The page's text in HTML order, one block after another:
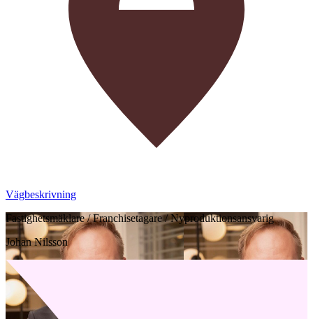
Vägbeskrivning
Fastighetsmäklare / Franchisetagare / Nyproduktionsansvarig
Johan Nilsson